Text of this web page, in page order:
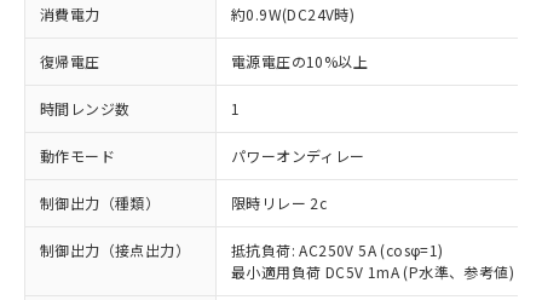
消費電力 約0.9W(DC24V時)
復帰電圧 電源電圧の10%以上
時間レンジ数 1
動作モード パワーオンディレー
制御出力（種類） 限時リレー 2c
制御出力（接点出力）
抵抗負荷: AC250V 5A (cosφ=1)
最小適用負荷 DC5V 1mA (P水準、参考値)